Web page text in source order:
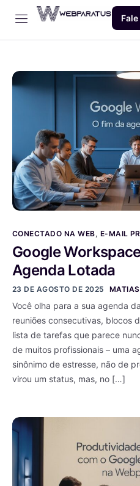
Dev
Produto
Contato
CONECTADO NA WEB, E-MAIL
Google
Agenda Lotada
23 DE AGOSTO DE 2025
Você olha para a sua agenda
reuniões consecutivas, blocos
lista de tarefas que parece
de muitos profissionais – uma
sinônimo de estresse, não de
virou um status, mas, no […]